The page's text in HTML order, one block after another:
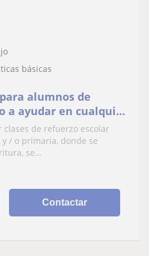
básicas
alumnos de
a ayudar en cualquier
de refuerzo escolar
/ o primaria, donde se
se...
Contactar